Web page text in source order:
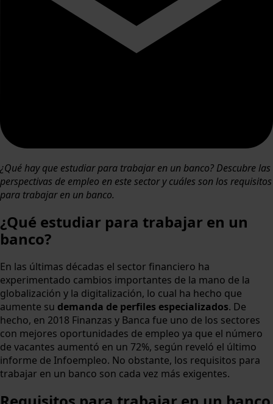
¿Qué hay que estudiar para trabajar en un banco? Descubre las
perspectivas de empleo en este sector y cuáles son los requisitos
para trabajar en un banco.
¿Qué estudiar para trabajar en un
banco?
En las últimas décadas el sector financiero ha
experimentado cambios importantes de la mano de la
globalización y la digitalización, lo cual ha hecho que
aumente su demanda de perfiles especializados. De
hecho, en 2018 Finanzas y Banca fue uno de los sectores
con mejores oportunidades de empleo ya que el número
de vacantes aumentó en un 72%, según reveló el último
informe de Infoempleo. No obstante, los requisitos para
trabajar en un banco son cada vez más exigentes.